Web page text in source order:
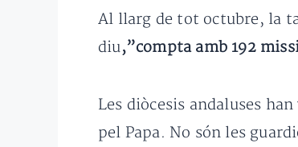
Al llarg de tot octubre, la
diu,”compta amb 192
Les diòcesis andaluses
pel Papa. No són les